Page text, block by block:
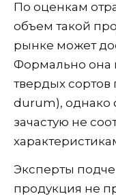
По оценкам
объем такой
рынке может
Формально она
твердых
durum), однако
зачастую не
Эксперты
продукция не